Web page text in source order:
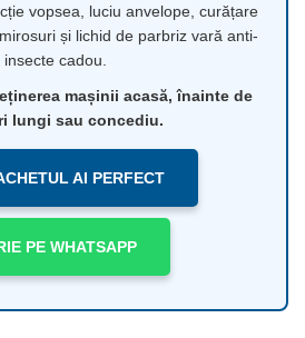
vopsea, luciu anvelope, curățare
și lichid de parbriz vară anti-
insecte cadou.
mașinii acasă, înainte de
lungi sau concediu.
AI PERFECT
PE WHATSAPP